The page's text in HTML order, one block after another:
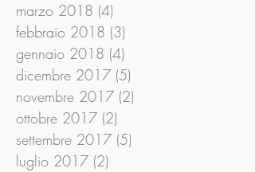
marzo 2018 (4)
febbraio 2018 (3)
gennaio 2018 (4)
dicembre 2017 (5)
novembre 2017 (2)
ottobre 2017 (2)
settembre 2017 (5)
luglio 2017 (2)